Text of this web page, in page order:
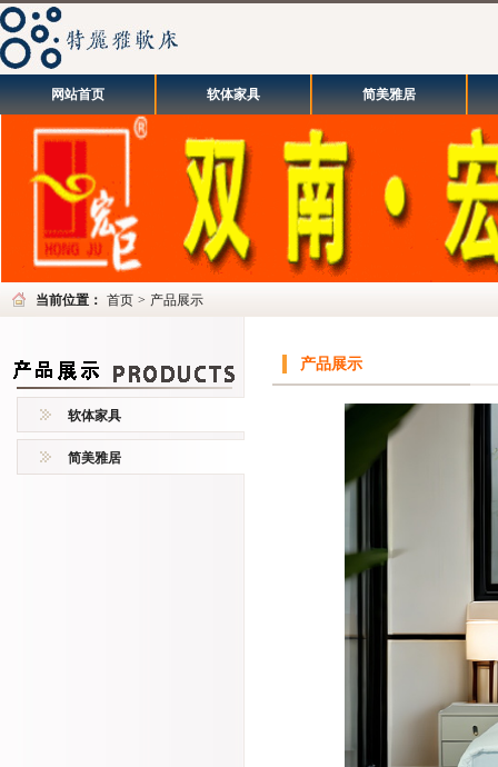
网站首页 软体家具 简美雅居
当前位置： 首页 > 产品展示
软体家具
简美雅居
产品展示